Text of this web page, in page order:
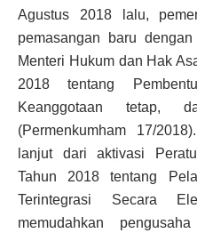
Agustus 2018 lalu,
pemasangan baru
Menteri Hukum dan Hak
2018 tentang
Keanggotaan tetap,
(Permenkumham 17/
lanjut dari aktivasi
Tahun 2018 tentang
Terintegrasi Secara
memudahkan